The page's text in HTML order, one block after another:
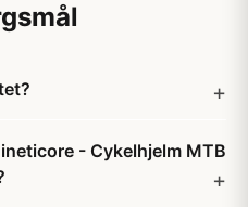
- Cykelhjelm MTB